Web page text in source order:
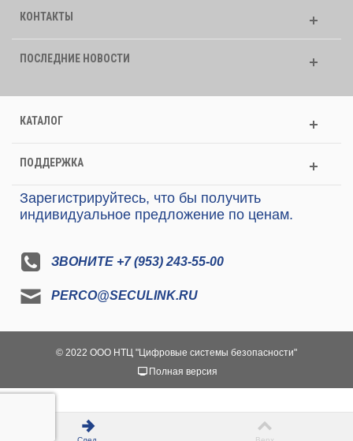
КОНТАКТЫ
ПОСЛЕДНИЕ НОВОСТИ
КАТАЛОГ
ПОДДЕРЖКА
Зарегистрируйтесь, что бы получить
индивидуальное предложение по ценам.
ЗВОНИТЕ +7 (953) 243-55-00
PERCO@SECULINK.RU
© 2022 ООО НТЦ "Цифровые системы безопасности"
Полная версия